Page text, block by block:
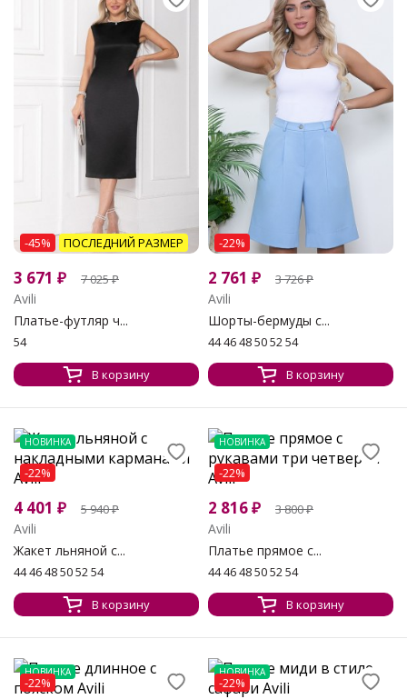
-45% ПОСЛЕДНИЙ РАЗМЕР
3 671 ₽ 7 025₽
Avili
Платье-футляр ч...
54
В корзину
-22%
2 761 ₽ 3 726₽
Avili
Шорты-бермуды с...
44 46 48 50 52 54
В корзину
НОВИНКА
-22%
4 401 ₽ 5 940₽
Avili
Жакет льняной с...
44 46 48 50 52 54
В корзину
НОВИНКА
-22%
2 816₽ 3 800₽
Avili
Платье прямое с...
44 46 48 50 52 54
В корзину
НОВИНКА
-22%
НОВИНКА
-22%